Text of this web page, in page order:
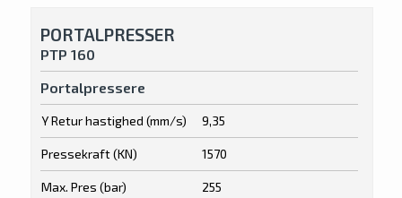
PORTALPRESSER
PTP 160
Portalpressere
Y Retur hastighed (mm/s) 9,35
Pressekraft (KN) 1570
Max. Pres (bar) 255